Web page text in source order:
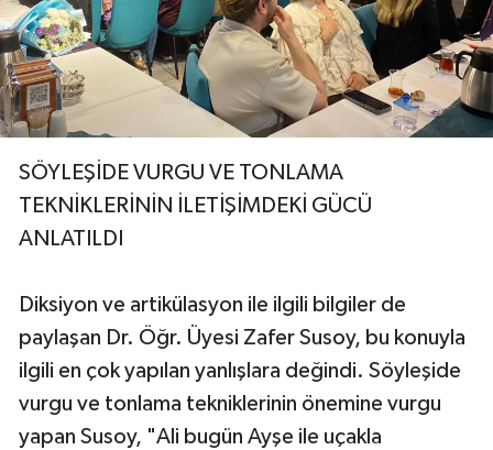
SÖYLEŞİDE VURGU VE TONLAMA
TEKNİKLERİNİN İLETİŞİMDEKİ GÜCÜ
ANLATILDI
Diksiyon ve artikülasyon ile ilgili bilgiler de
paylaşan Dr. Öğr. Üyesi Zafer Susoy, bu konuyla
ilgili en çok yapılan yanlışlara değindi. Söyleşide
vurgu ve tonlama tekniklerinin önemine vurgu
yapan Susoy, "Ali bugün Ayşe ile uçakla